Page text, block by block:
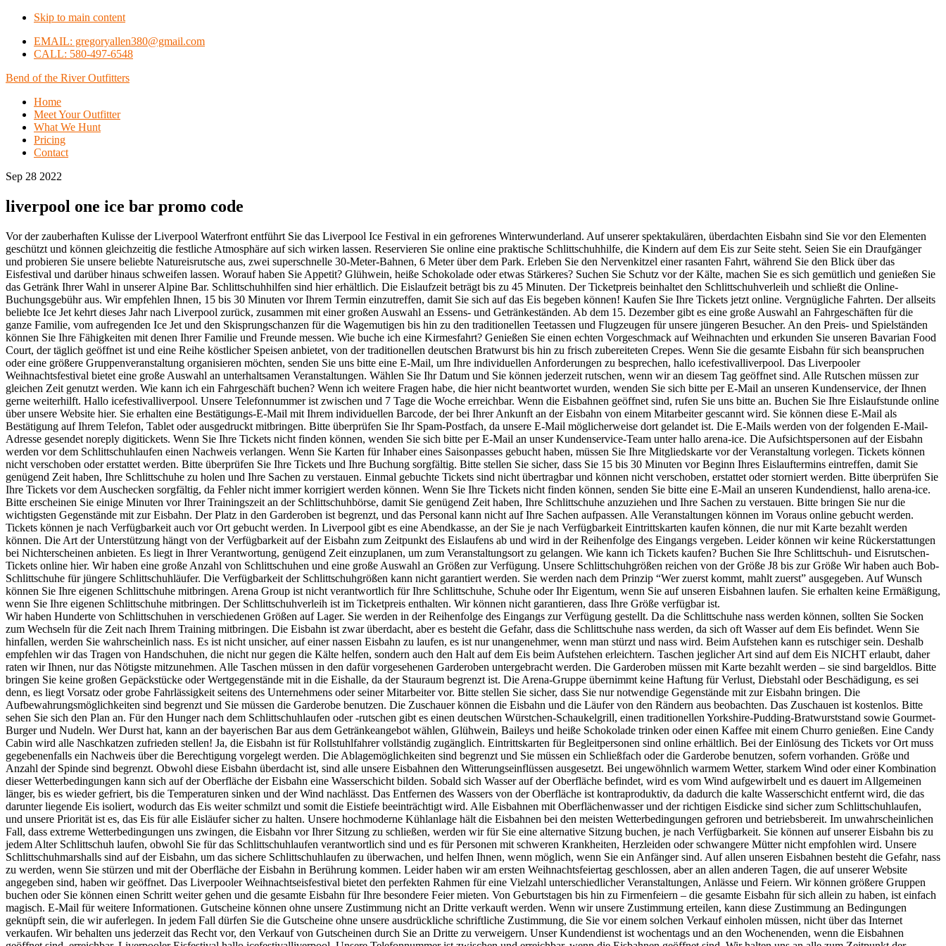
Skip to main content
EMAIL: gregoryallen380@gmail.com
CALL: 580-497-6548
Bend of the River Outfitters
Home
Meet Your Outfitter
What We Hunt
Pricing
Contact
Sep 28 2022
liverpool one ice bar promo code
Vor der zauberhaften Kulisse der Liverpool Waterfront entführt Sie das Liverpool Ice Festival in ein gefrorenes Winterwunderland. Auf unserer spektakulären, überdachten Eisbahn sind Sie vor den Elementen
geschützt und können gleichzeitig die festliche Atmosphäre auf sich wirken lassen. Reservieren Sie online eine praktische Schlittschuhhilfe, die Kindern auf dem Eis zur Seite steht. Seien Sie ein Draufgänger
und probieren Sie unsere beliebte Natureisrutsche aus, zwei superschnelle 30-Meter-Bahnen, 6 Meter über dem Park. Erleben Sie den Nervenkitzel einer rasanten Fahrt, während Sie den Blick über das
Eisfestival und darüber hinaus schweifen lassen. Worauf haben Sie Appetit? Glühwein, heiße Schokolade oder etwas Stärkeres? Suchen Sie Schutz vor der Kälte, machen Sie es sich gemütlich und genießen Sie
das Getränk Ihrer Wahl in unserer Alpine Bar. Schlittschuhhilfen sind hier erhältlich. Die Eislaufzeit beträgt bis zu 45 Minuten. Der Ticketpreis beinhaltet den Schlittschuhverleih und schließt die Online-
Buchungsgebühr aus. Wir empfehlen Ihnen, 15 bis 30 Minuten vor Ihrem Termin einzutreffen, damit Sie sich auf das Eis begeben können! Kaufen Sie Ihre Tickets jetzt online. Vergnügliche Fahrten. Der allseits
beliebte Ice Jet kehrt dieses Jahr nach Liverpool zurück, zusammen mit einer großen Auswahl an Essens- und Getränkeständen. Ab dem 15. Dezember gibt es eine große Auswahl an Fahrgeschäften für die
ganze Familie, vom aufregenden Ice Jet und den Skisprungschanzen für die Wagemutigen bis hin zu den traditionellen Teetassen und Flugzeugen für unsere jüngeren Besucher. An den Preis- und Spielständen
können Sie Ihre Fähigkeiten mit denen Ihrer Familie und Freunde messen. Wie buche ich eine Kirmesfahrt? Genießen Sie einen echten Vorgeschmack auf Weihnachten und erkunden Sie unseren Bavarian Food
Court, der täglich geöffnet ist und eine Reihe köstlicher Speisen anbietet, von der traditionellen deutschen Bratwurst bis hin zu frisch zubereiteten Crepes. Wenn Sie die gesamte Eisbahn für sich beanspruchen
oder eine größere Gruppenveranstaltung organisieren möchten, senden Sie uns bitte eine E-Mail, um Ihre individuellen Anforderungen zu besprechen, hallo icefestivalliverpool. Das Liverpooler
Weihnachtsfestival bietet eine große Auswahl an unterhaltsamen Veranstaltungen. Wählen Sie Ihr Datum und Sie können jederzeit rutschen, wenn wir an diesem Tag geöffnet sind. Alle Rutschen müssen zur
gleichen Zeit genutzt werden. Wie kann ich ein Fahrgeschäft buchen? Wenn ich weitere Fragen habe, die hier nicht beantwortet wurden, wenden Sie sich bitte per E-Mail an unseren Kundenservice, der Ihnen
gerne weiterhilft. Hallo icefestivalliverpool. Unsere Telefonnummer ist zwischen und 7 Tage die Woche erreichbar. Wenn die Eisbahnen geöffnet sind, rufen Sie uns bitte an. Buchen Sie Ihre Eislaufstunde online
über unsere Website hier. Sie erhalten eine Bestätigungs-E-Mail mit Ihrem individuellen Barcode, der bei Ihrer Ankunft an der Eisbahn von einem Mitarbeiter gescannt wird. Sie können diese E-Mail als
Bestätigung auf Ihrem Telefon, Tablet oder ausgedruckt mitbringen. Bitte überprüfen Sie Ihr Spam-Postfach, da unsere E-Mail möglicherweise dort gelandet ist. Die E-Mails werden von der folgenden E-Mail-
Adresse gesendet noreply digitickets. Wenn Sie Ihre Tickets nicht finden können, wenden Sie sich bitte per E-Mail an unser Kundenservice-Team unter hallo arena-ice. Die Aufsichtspersonen auf der Eisbahn
werden vor dem Schlittschuhlaufen einen Nachweis verlangen. Wenn Sie Karten für Inhaber eines Saisonpasses gebucht haben, müssen Sie Ihre Mitgliedskarte vor der Veranstaltung vorlegen. Tickets können
nicht verschoben oder erstattet werden. Bitte überprüfen Sie Ihre Tickets und Ihre Buchung sorgfältig. Bitte stellen Sie sicher, dass Sie 15 bis 30 Minuten vor Beginn Ihres Eislauftermins eintreffen, damit Sie
genügend Zeit haben, Ihre Schlittschuhe zu holen und Ihre Sachen zu verstauen. Einmal gebuchte Tickets sind nicht übertragbar und können nicht verschoben, erstattet oder storniert werden. Bitte überprüfen Sie
Ihre Tickets vor dem Auschecken sorgfältig, da Fehler nicht immer korrigiert werden können. Wenn Sie Ihre Tickets nicht finden können, senden Sie bitte eine E-Mail an unseren Kundendienst, hallo arena-ice.
Bitte erscheinen Sie einige Minuten vor Ihrer Trainingszeit an der Schlittschuhbörse, damit Sie genügend Zeit haben, Ihre Schlittschuhe anzuziehen und Ihre Sachen zu verstauen. Bitte bringen Sie nur die
wichtigsten Gegenstände mit zur Eisbahn. Der Platz in den Garderoben ist begrenzt, und das Personal kann nicht auf Ihre Sachen aufpassen. Alle Veranstaltungen können im Voraus online gebucht werden.
Tickets können je nach Verfügbarkeit auch vor Ort gebucht werden. In Liverpool gibt es eine Abendkasse, an der Sie je nach Verfügbarkeit Eintrittskarten kaufen können, die nur mit Karte bezahlt werden
können. Die Art der Unterstützung hängt von der Verfügbarkeit auf der Eisbahn zum Zeitpunkt des Eislaufens ab und wird in der Reihenfolge des Eingangs vergeben. Leider können wir keine Rückerstattungen
bei Nichterscheinen anbieten. Es liegt in Ihrer Verantwortung, genügend Zeit einzuplanen, um zum Veranstaltungsort zu gelangen. Wie kann ich Tickets kaufen? Buchen Sie Ihre Schlittschuh- und Eisrutschen-
Tickets online hier. Wir haben eine große Anzahl von Schlittschuhen und eine große Auswahl an Größen zur Verfügung. Unsere Schlittschuhgrößen reichen von der Größe J8 bis zur Größe Wir haben auch Bob-
Schlittschuhe für jüngere Schlittschuhläufer. Die Verfügbarkeit der Schlittschuhgrößen kann nicht garantiert werden. Sie werden nach dem Prinzip “Wer zuerst kommt, mahlt zuerst” ausgegeben. Auf Wunsch
können Sie Ihre eigenen Schlittschuhe mitbringen. Arena Group ist nicht verantwortlich für Ihre Schlittschuhe, Schuhe oder Ihr Eigentum, wenn Sie auf unseren Eisbahnen laufen. Sie erhalten keine Ermäßigung,
wenn Sie Ihre eigenen Schlittschuhe mitbringen. Der Schlittschuhverleih ist im Ticketpreis enthalten. Wir können nicht garantieren, dass Ihre Größe verfügbar ist.
Wir haben Hunderte von Schlittschuhen in verschiedenen Größen auf Lager. Sie werden in der Reihenfolge des Eingangs zur Verfügung gestellt. Da die Schlittschuhe nass werden können, sollten Sie Socken
zum Wechseln für die Zeit nach Ihrem Training mitbringen. Die Eisbahn ist zwar überdacht, aber es besteht die Gefahr, dass die Schlittschuhe nass werden, da sich oft Wasser auf dem Eis befindet. Wenn Sie
hinfallen, werden Sie wahrscheinlich nass. Es ist nicht unsicher, auf einer nassen Eisbahn zu laufen, es ist nur unangenehmer, wenn man stürzt und nass wird. Beim Aufstehen kann es rutschiger sein. Deshalb
empfehlen wir das Tragen von Handschuhen, die nicht nur gegen die Kälte helfen, sondern auch den Halt auf dem Eis beim Aufstehen erleichtern. Taschen jeglicher Art sind auf dem Eis NICHT erlaubt, daher
raten wir Ihnen, nur das Nötigste mitzunehmen. Alle Taschen müssen in den dafür vorgesehenen Garderoben untergebracht werden. Die Garderoben müssen mit Karte bezahlt werden – sie sind bargeldlos. Bitte
bringen Sie keine großen Gepäckstücke oder Wertgegenstände mit in die Eishalle, da der Stauraum begrenzt ist. Die Arena-Gruppe übernimmt keine Haftung für Verlust, Diebstahl oder Beschädigung, es sei
denn, es liegt Vorsatz oder grobe Fahrlässigkeit seitens des Unternehmens oder seiner Mitarbeiter vor. Bitte stellen Sie sicher, dass Sie nur notwendige Gegenstände mit zur Eisbahn bringen. Die
Aufbewahrungsmöglichkeiten sind begrenzt und Sie müssen die Garderobe benutzen. Die Zuschauer können die Eisbahn und die Läufer von den Rändern aus beobachten. Das Zuschauen ist kostenlos. Bitte
sehen Sie sich den Plan an. Für den Hunger nach dem Schlittschuhlaufen oder -rutschen gibt es einen deutschen Würstchen-Schaukelgrill, einen traditionellen Yorkshire-Pudding-Bratwurststand sowie Gourmet-
Burger und Nudeln. Wer Durst hat, kann an der bayerischen Bar aus dem Getränkeangebot wählen, Glühwein, Baileys und heiße Schokolade trinken oder einen Kaffee mit einem Churro genießen. Eine Candy
Cabin wird alle Naschkatzen zufrieden stellen! Ja, die Eisbahn ist für Rollstuhlfahrer vollständig zugänglich. Eintrittskarten für Begleitpersonen sind online erhältlich. Bei der Einlösung des Tickets vor Ort muss
gegebenenfalls ein Nachweis über die Berechtigung vorgelegt werden. Die Ablagemöglichkeiten sind begrenzt und Sie müssen ein Schließfach oder die Garderobe benutzen, sofern vorhanden. Größe und
Anzahl der Spinde sind begrenzt. Obwohl diese Eisbahn überdacht ist, sind alle unsere Eisbahnen den Witterungseinflüssen ausgesetzt. Bei ungewöhnlich warmem Wetter, starkem Wind oder einer Kombination
dieser Wetterbedingungen kann sich auf der Oberfläche der Eisbahn eine Wasserschicht bilden. Sobald sich Wasser auf der Oberfläche befindet, wird es vom Wind aufgewirbelt und es dauert im Allgemeinen
länger, bis es wieder gefriert, bis die Temperaturen sinken und der Wind nachlässt. Das Entfernen des Wassers von der Oberfläche ist kontraproduktiv, da dadurch die kalte Wasserschicht entfernt wird, die das
darunter liegende Eis isoliert, wodurch das Eis weiter schmilzt und somit die Eistiefe beeinträchtigt wird. Alle Eisbahnen mit Oberflächenwasser und der richtigen Eisdicke sind sicher zum Schlittschuhlaufen,
und unsere Priorität ist es, das Eis für alle Eisläufer sicher zu halten. Unsere hochmoderne Kühlanlage hält die Eisbahnen bei den meisten Wetterbedingungen gefroren und betriebsbereit. Im unwahrscheinlichen
Fall, dass extreme Wetterbedingungen uns zwingen, die Eisbahn vor Ihrer Sitzung zu schließen, werden wir für Sie eine alternative Sitzung buchen, je nach Verfügbarkeit. Sie können auf unserer Eisbahn bis zu
jedem Alter Schlittschuh laufen, obwohl Sie für das Schlittschuhlaufen verantwortlich sind und es für Personen mit schweren Krankheiten, Herzleiden oder schwangere Mütter nicht empfohlen wird. Unsere
Schlittschuhmarshalls sind auf der Eisbahn, um das sichere Schlittschuhlaufen zu überwachen, und helfen Ihnen, wenn möglich, wenn Sie ein Anfänger sind. Auf allen unseren Eisbahnen besteht die Gefahr, nass
zu werden, wenn Sie stürzen und mit der Oberfläche der Eisbahn in Berührung kommen. Leider haben wir am ersten Weihnachtsfeiertag geschlossen, aber an allen anderen Tagen, die auf unserer Website
angegeben sind, haben wir geöffnet. Das Liverpooler Weihnachtseisfestival bietet den perfekten Rahmen für eine Vielzahl unterschiedlicher Veranstaltungen, Anlässe und Feiern. Wir können größere Gruppen
buchen oder Sie können einen Schritt weiter gehen und die gesamte Eisbahn für Ihre besondere Feier mieten. Von Geburtstagen bis hin zu Firmenfeiern – die gesamte Eisbahn für sich allein zu haben, ist einfach
magisch. E-Mail für weitere Informationen. Gutscheine können ohne unsere Zustimmung nicht an Dritte verkauft werden. Wenn wir unsere Zustimmung erteilen, kann diese Zustimmung an Bedingungen
geknüpft sein, die wir auferlegen. In jedem Fall dürfen Sie die Gutscheine ohne unsere ausdrückliche schriftliche Zustimmung, die Sie vor einem solchen Verkauf einholen müssen, nicht über das Internet
verkaufen. Wir behalten uns jederzeit das Recht vor, den Verkauf von Gutscheinen durch Sie an Dritte zu verweigern. Unser Kundendienst ist wochentags und an den Wochenenden, wenn die Eisbahnen